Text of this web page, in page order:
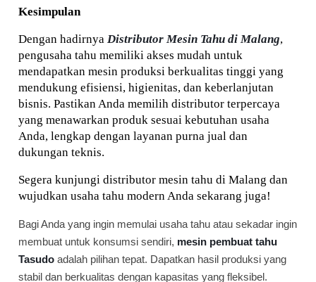
Kesimpulan
Dengan hadirnya Distributor Mesin Tahu di Malang,
pengusaha tahu memiliki akses mudah untuk
mendapatkan mesin produksi berkualitas tinggi yang
mendukung efisiensi, higienitas, dan keberlanjutan
bisnis. Pastikan Anda memilih distributor terpercaya
yang menawarkan produk sesuai kebutuhan usaha
Anda, lengkap dengan layanan purna jual dan
dukungan teknis.
Segera kunjungi distributor mesin tahu di Malang dan
wujudkan usaha tahu modern Anda sekarang juga!
Bagi Anda yang ingin memulai usaha tahu atau sekadar ingin
membuat untuk konsumsi sendiri, mesin pembuat tahu
Tasudo adalah pilihan tepat. Dapatkan hasil produksi yang
stabil dan berkualitas dengan kapasitas yang fleksibel.